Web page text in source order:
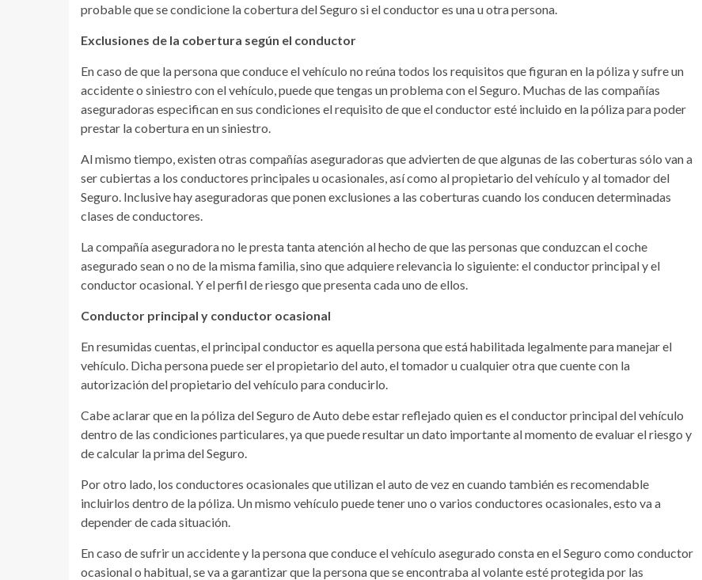
probable que se condicione la cobertura del Seguro si el conductor es una u otra persona.
Exclusiones de la cobertura según el conductor
En caso de que la persona que conduce el vehículo no reúna todos los requisitos que figuran en la póliza y sufre un
accidente o siniestro con el vehículo, puede que tengas un problema con el Seguro. Muchas de las compañías
aseguradoras especifican en sus condiciones el requisito de que el conductor esté incluido en la póliza para poder
prestar la cobertura en un siniestro.
Al mismo tiempo, existen otras compañías aseguradoras que advierten de que algunas de las coberturas sólo van a
ser cubiertas a los conductores principales u ocasionales, así como al propietario del vehículo y al tomador del
Seguro. Inclusive hay aseguradoras que ponen exclusiones a las coberturas cuando los conducen determinadas
clases de conductores.
La compañía aseguradora no le presta tanta atención al hecho de que las personas que conduzcan el coche
asegurado sean o no de la misma familia, sino que adquiere relevancia lo siguiente: el conductor principal y el
conductor ocasional. Y el perfil de riesgo que presenta cada uno de ellos.
Conductor principal y conductor ocasional
En resumidas cuentas, el principal conductor es aquella persona que está habilitada legalmente para manejar el
vehículo. Dicha persona puede ser el propietario del auto, el tomador u cualquier otra que cuente con la
autorización del propietario del vehículo para conducirlo.
Cabe aclarar que en la póliza del Seguro de Auto debe estar reflejado quien es el conductor principal del vehículo
dentro de las condiciones particulares, ya que puede resultar un dato importante al momento de evaluar el riesgo y
de calcular la prima del Seguro.
Por otro lado, los conductores ocasionales que utilizan el auto de vez en cuando también es recomendable
incluirlos dentro de la póliza. Un mismo vehículo puede tener uno o varios conductores ocasionales, esto va a
depender de cada situación.
En caso de sufrir un accidente y la persona que conduce el vehículo asegurado consta en el Seguro como conductor
ocasional o habitual, se va a garantizar que la persona que se encontraba al volante esté protegida por las